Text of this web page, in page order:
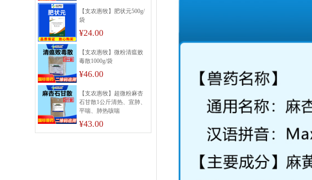
【支农惠牧】肥状元500g/
袋
¥24.00
【支农惠牧】微粉清瘟败
毒散1000g/袋
¥46.00
【支农惠牧】超微粉麻杏
石甘散1公斤清热、宣肺、
平喘、肺热咳喘
¥43.00